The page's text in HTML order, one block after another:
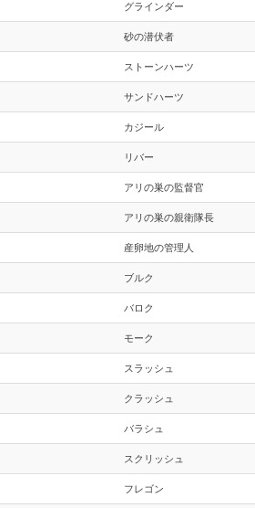
グラインダー
砂の潜伏者
ストーンハーツ
サンドハーツ
カジール
リバー
アリの巣の監督官
アリの巣の親衛隊長
産卵地の管理人
ブルク
バロク
モーク
スラッシュ
クラッシュ
バラシュ
スクリッシュ
フレゴン